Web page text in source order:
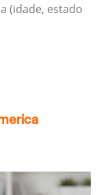
(idade, estado